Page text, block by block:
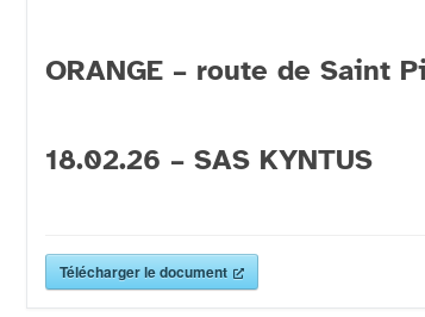
ORANGE – route de Saint
18.02.26 – SAS KYNTUS
Télécharger le document